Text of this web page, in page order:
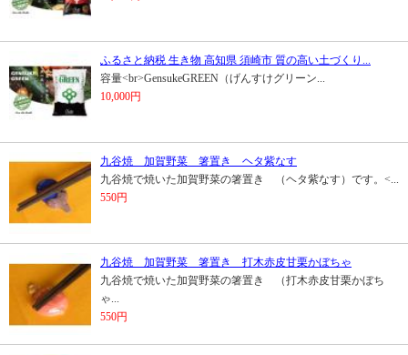
ふるさと納税 生き物 高知県 須崎市 質の高い土づくり...
容量<br>GensukeGREEN（げんすけグリーン...
10,000円
九谷焼 加賀野菜 箸置き ヘタ紫なす
九谷焼で焼いた加賀野菜の箸置き （ヘタ紫なす）です。<...
550円
九谷焼 加賀野菜 箸置き 打木赤皮甘栗かぼちゃ
九谷焼で焼いた加賀野菜の箸置き （打木赤皮甘栗かぼち
ゃ...
550円